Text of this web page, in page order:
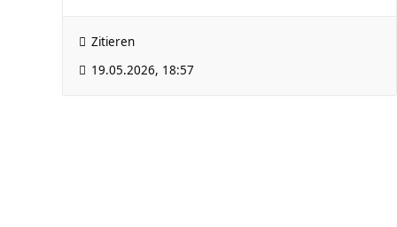
Zitieren
19.05.2026, 18:57